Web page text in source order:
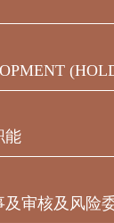
450,000,000
能
审核及风险